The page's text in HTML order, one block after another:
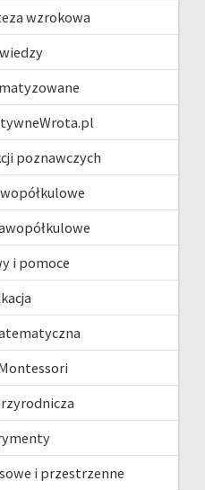
wzrokowa
poznawczych
i pomoce
i przestrzenne